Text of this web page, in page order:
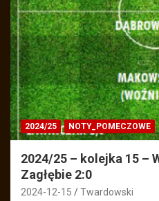
2024/25 NOTY_POMECZOWE
2024/25 – kolejka 15 –
Zagłębie 2:0
2024-12-15 Twardowski